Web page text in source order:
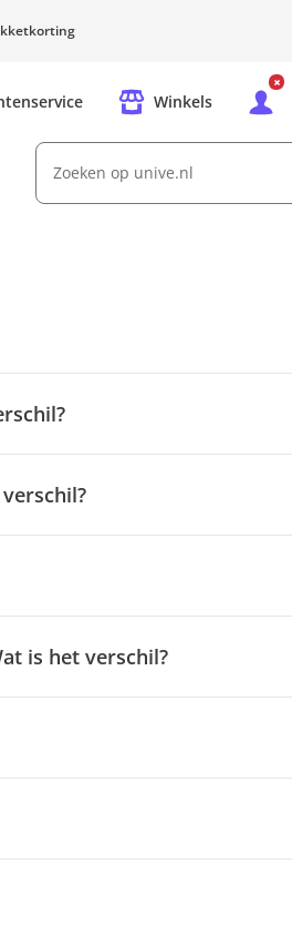
Winkels
Zoeken op unive.nl
is het verschil?